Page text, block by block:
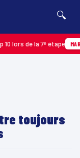
🔍
de la 7ᵉ étape
toujours